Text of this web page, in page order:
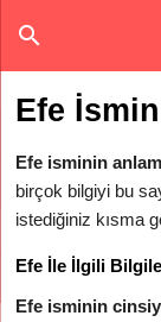
Efe
Efe isminin
birçok bilgiyi bu
istediğiniz kısma
Efe İle İlgili
Efe isminin